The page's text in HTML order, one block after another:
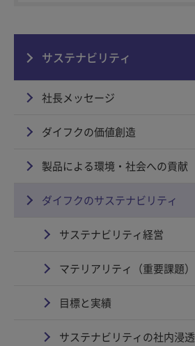
サステナビリティ
社長メッセージ
ダイフクの価値創造
製品による環境・社会への貢献
ダイフクのサステナビリティ
サステナビリティ経営
マテリアリティ（重要課題）
目標と実績
サステナビリティの社内浸透